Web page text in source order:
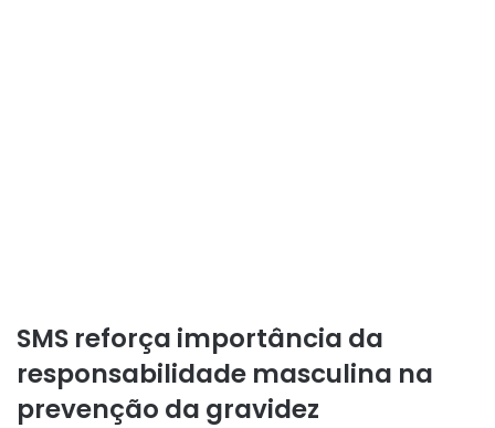
SMS reforça importância da
responsabilidade masculina na
prevenção da gravidez